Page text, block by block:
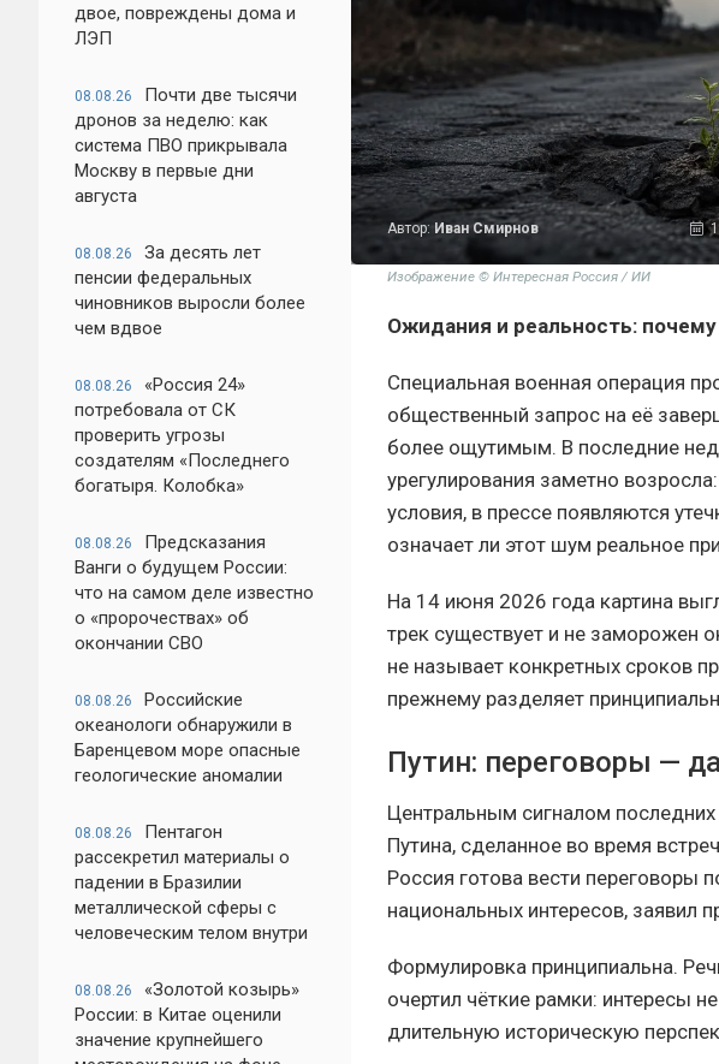
двое, повреждены дома и
ЛЭП
08.08.26
Почти две тысячи
дронов за неделю: как
система ПВО прикрывала
Москву в первые дни
августа
08.08.26
За десять лет
пенсии федеральных
чиновников выросли более
чем вдвое
08.08.26
«Россия 24»
потребовала от СК
проверить угрозы
создателям «Последнего
богатыря. Колобка»
08.08.26
Предсказания
Ванги о будущем России:
что на самом деле известно
о «пророчествах» об
окончании СВО
08.08.26
Российские
океанологи обнаружили в
Баренцевом море опасные
геологические аномалии
08.08.26
Пентагон
рассекретил материалы о
падении в Бразилии
металлической сферы с
человеческим телом внутри
08.08.26
«Золотой козырь»
России: в Китае оценили
значение крупнейшего
Автор: Иван Смирнов
Изображение © Интересная Россия / ИИ
Ожидания и реальность:
Специальная военная операция
общественный запрос на её
более ощутимым. В последние
урегулирования заметно
условия, в прессе появляются
означает ли этот шум реальное
На 14 июня 2026 года картина
трек существует и не заморожен
не называет конкретных сроков
прежнему разделяет
Путин: переговоры —
Центральным сигналом
Путина, сделанное во время
Россия готова вести переговоры
национальных интересов, заявил
Формулировка принципиальна.
очертил чёткие рамки: интересы
длительную историческую